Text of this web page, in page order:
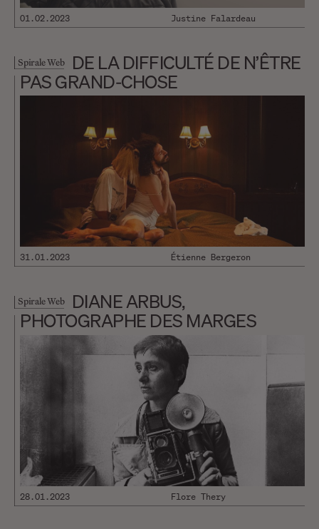
01.02.2023 Justine Falardeau
Spirale Web
DE LA DIFFICULTÉ DE N’ÊTRE
PAS GRAND-CHOSE
31.01.2023 Étienne Bergeron
Spirale Web
DIANE ARBUS,
PHOTOGRAPHE DES MARGES
28.01.2023 Flore Thery